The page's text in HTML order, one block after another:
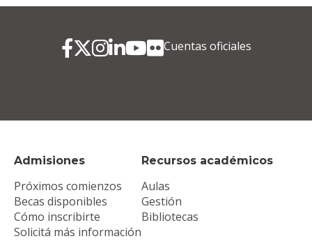
Admisiones
Próximos comienzos
Becas disponibles
Cómo inscribirte
Solicitá más información
Recursos académicos
Aulas
Gestión
Bibliotecas
Cuentas oficiales